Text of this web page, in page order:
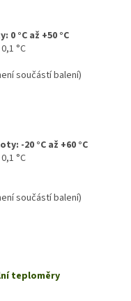
°C až +50 °C
°C
součástí balení)
-20 °C až +60 °C
°C
součástí balení)
teploměry